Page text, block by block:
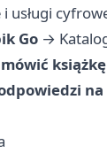
usługi
Go →